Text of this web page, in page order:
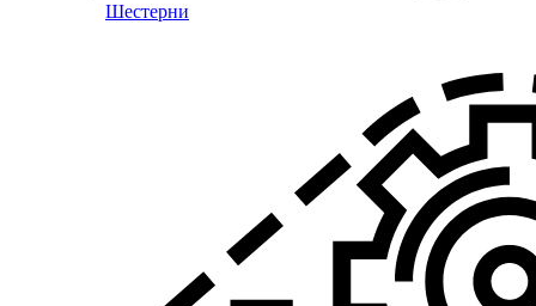
Шестерни